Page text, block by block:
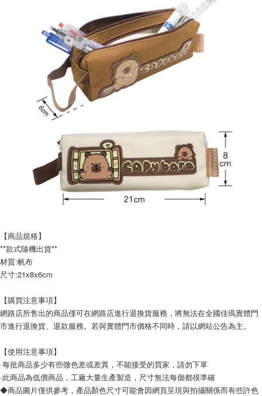
配送毎にNT$120、NT$1,999以上で送料無料
【商品規格】
**款式隨機出貨**
材質:帆布
尺寸:21x8x6cm
【購買注意事項】
網路店所售出的商品僅可在網路店進行退換貨服務，將無法在全國佳瑪實體門
市進行退換貨、退款服務。若與實體門市價格不同時，請以網站公告為主。
【使用注意事項】
·每批商品多少有些微色差或差異，不能接受的買家，請勿下單
·此商品為低價商品，工廠大量生產製造，尺寸無法每個都很準確
◆商品圖片僅供參考，產品顏色尺寸可能會因網頁呈現與拍攝關係而有些許色